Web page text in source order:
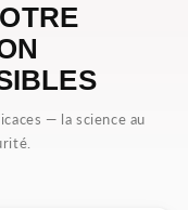
— la science au